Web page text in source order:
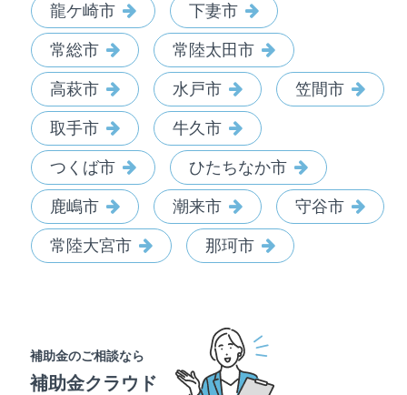
龍ケ崎市 下妻市
常総市 常陸太田市
高萩市 水戸市 笠間市
取手市 牛久市
つくば市 ひたちなか市
鹿嶋市 潮来市 守谷市
常陸大宮市 那珂市
補助金のご相談なら
補助金クラウド